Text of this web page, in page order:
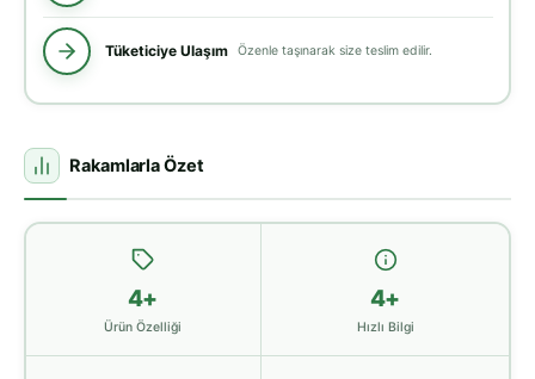
Tüketiciye Ulaşım Özenle taşınarak size teslim edilir.
Rakamlarla Özet
4+
Ürün Özelliği
4+
Hızlı Bilgi